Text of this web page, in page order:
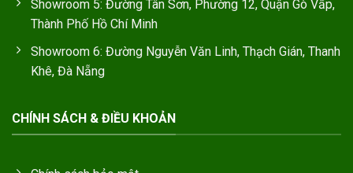
Showroom 5: Đường Tân Sơn, Phường 12, Quận Gò Vấp,
Thành Phố Hồ Chí Minh
Showroom 6: Đường Nguyễn Văn Linh, Thạch Gián, Thanh
Khê, Đà Nẵng
CHÍNH SÁCH & ĐIỀU KHOẢN